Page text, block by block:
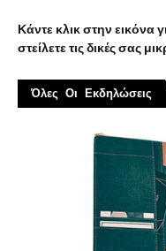
Κάντε κλικ στην εικόνα
στείλετε τις δικές σας
Όλες Οι Εκδηλώσεις